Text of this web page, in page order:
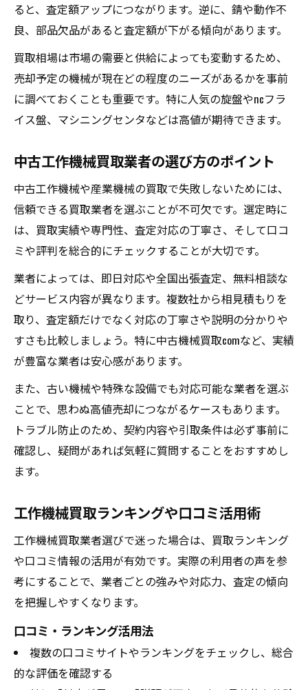
ると、査定額アップにつながります。逆に、錆や動作不
良、部品欠品があると査定額が下がる傾向があります。
買取相場は市場の需要と供給によっても変動するため、
売却予定の機械が現在どの程度のニーズがあるかを事前
に調べておくことも重要です。特に人気の旋盤やncフラ
イス盤、マシニングセンタなどは高値が期待できます。
中古工作機械買取業者の選び方のポイント
中古工作機械や産業機械の買取で失敗しないためには、
信頼できる買取業者を選ぶことが不可欠です。選定時に
は、買取実績や専門性、査定対応の丁寧さ、そして口コ
ミや評判を総合的にチェックすることが大切です。
業者によっては、即日対応や全国出張査定、無料相談な
どサービス内容が異なります。複数社から相見積もりを
取り、査定額だけでなく対応の丁寧さや説明の分かりや
すさも比較しましょう。特に中古機械買取comなど、実績
が豊富な業者は安心感があります。
また、古い機械や特殊な設備でも対応可能な業者を選ぶ
ことで、思わぬ高値売却につながるケースもあります。
トラブル防止のため、契約内容や引取条件は必ず事前に
確認し、疑問があれば気軽に質問することをおすすめし
ます。
工作機械買取ランキングや口コミ活用術
工作機械買取業者選びで迷った場合は、買取ランキング
や口コミ情報の活用が有効です。実際の利用者の声を参
考にすることで、業者ごとの強みや対応力、査定の傾向
を把握しやすくなります。
口コミ・ランキング活用法
複数の口コミサイトやランキングをチェックし、総合
的な評価を確認する